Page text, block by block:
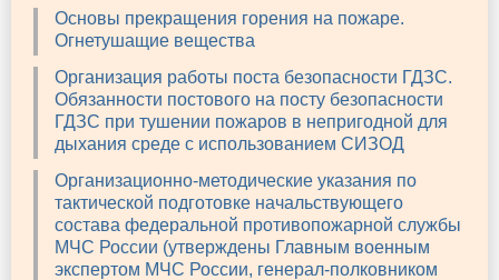
Основы прекращения горения на пожаре.
Огнетушащие вещества
Организация работы поста безопасности ГДЗС.
Обязанности постового на посту безопасности
ГДЗС при тушении пожаров в непригодной для
дыхания среде с использованием СИЗОД
Организационно-методические указания по
тактической подготовке начальствующего
состава федеральной противопожарной службы
МЧС России (утверждены Главным военным
экспертом МЧС России, генерал-полковником